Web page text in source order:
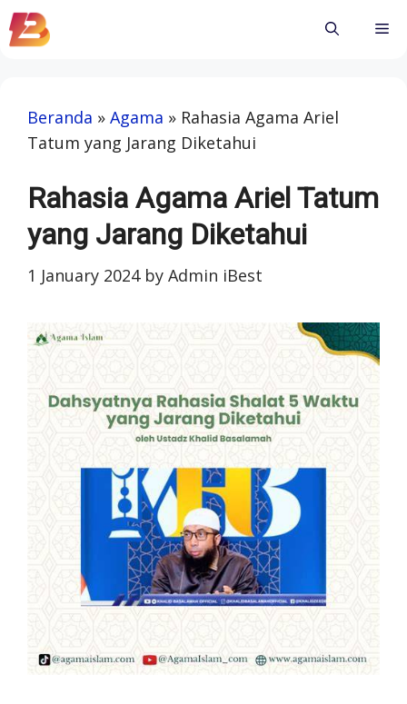
Skip
to
Beranda » Agama » Rahasia Agama Ariel
Tatum yang Jarang Diketahui
Rahasia Agama Ariel Tatum
yang Jarang Diketahui
1 January 2024 by Admin iBest